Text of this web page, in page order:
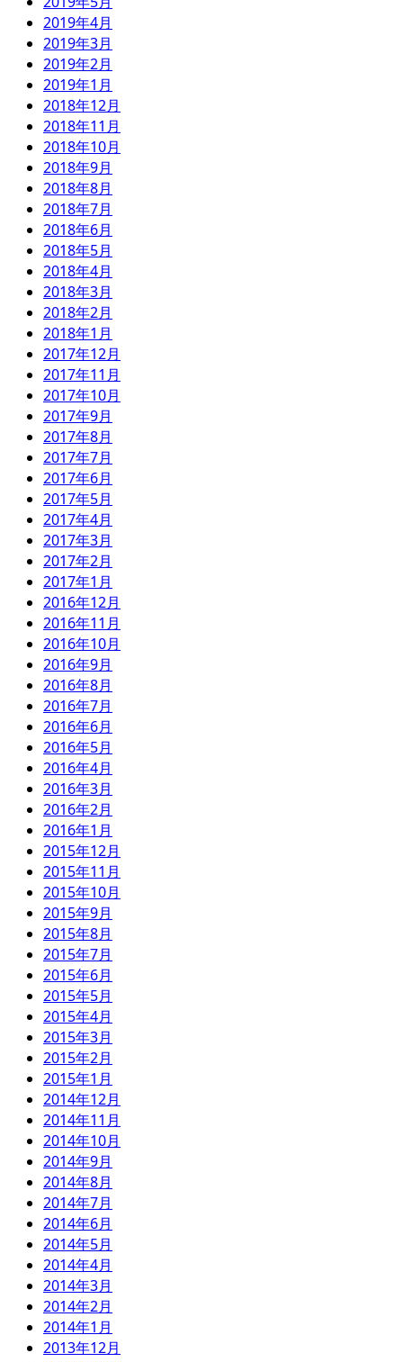
2019年4月
2019年3月
2019年2月
2019年1月
2018年12月
2018年11月
2018年10月
2018年9月
2018年8月
2018年7月
2018年6月
2018年5月
2018年4月
2018年3月
2018年2月
2018年1月
2017年12月
2017年11月
2017年10月
2017年9月
2017年8月
2017年7月
2017年6月
2017年5月
2017年4月
2017年3月
2017年2月
2017年1月
2016年12月
2016年11月
2016年10月
2016年9月
2016年8月
2016年7月
2016年6月
2016年5月
2016年4月
2016年3月
2016年2月
2016年1月
2015年12月
2015年11月
2015年10月
2015年9月
2015年8月
2015年7月
2015年6月
2015年5月
2015年4月
2015年3月
2015年2月
2015年1月
2014年12月
2014年11月
2014年10月
2014年9月
2014年8月
2014年7月
2014年6月
2014年5月
2014年4月
2014年3月
2014年2月
2014年1月
2013年12月